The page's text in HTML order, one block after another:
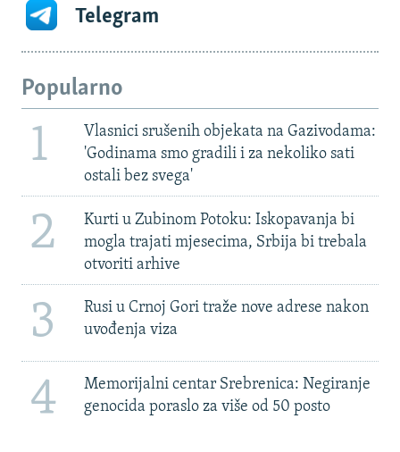
Telegram
Popularno
1
Vlasnici srušenih objekata na Gazivodama:
'Godinama smo gradili i za nekoliko sati
ostali bez svega'
2
Kurti u Zubinom Potoku: Iskopavanja bi
mogla trajati mjesecima, Srbija bi trebala
otvoriti arhive
3
Rusi u Crnoj Gori traže nove adrese nakon
uvođenja viza
4
Memorijalni centar Srebrenica: Negiranje
genocida poraslo za više od 50 posto